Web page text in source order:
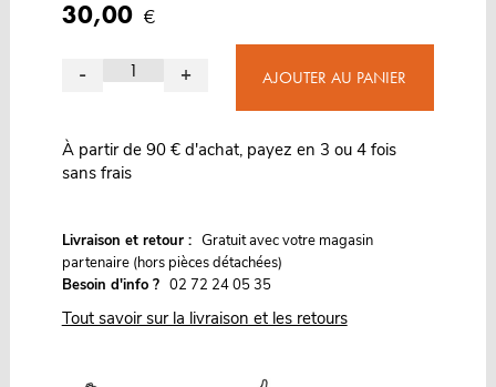
30,00 €
- + AJOUTER AU PANIER
À partir de 90 € d'achat, payez en 3 ou 4 fois
sans frais
Livraison et retour : Gratuit avec votre magasin
partenaire (hors pièces détachées)
Besoin d'info ? 02 72 24 05 35
Tout savoir sur la livraison et les retours